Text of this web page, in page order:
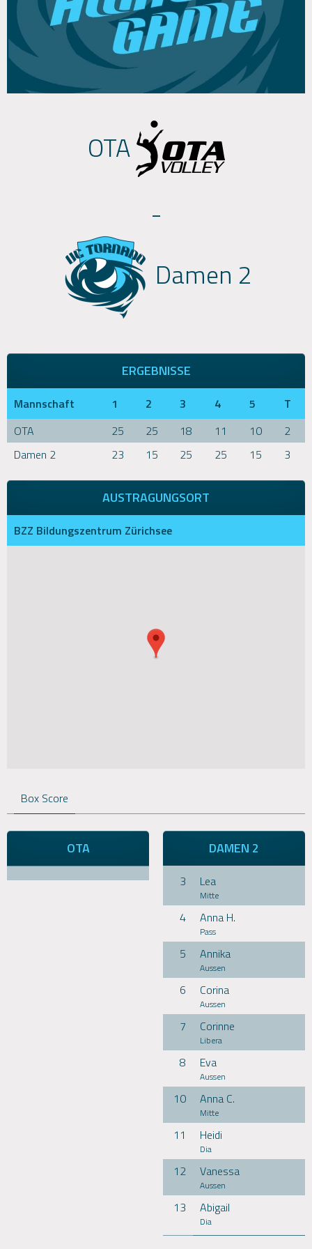
OTA
-
Damen 2
ERGEBNISSE
Mannschaft 1 2 3 4 5
T
OTA
25 25 18 11 10
2
Damen 2
23 15 25 25 15 3
AUSTRAGUNGSORT
BZZ Bildungszentrum Zürichsee
Box Score
OTA DAMEN 2
3 Lea
Mitte
4 Anna H.
Pass
5 Annika
Aussen
6 Corina
Aussen
7 Corinne
Libera
8 Eva
Aussen
10 Anna C.
Mitte
11 Heidi
Dia
12 Vanessa
Aussen
13 Abigail
Dia